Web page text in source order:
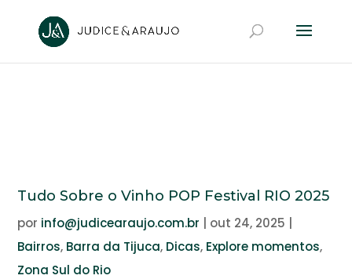
Tudo Sobre o Vinho POP Festival RIO 2025
por info@judicearaujo.com.br out 24, 2025
Bairros, Barra da Tijuca, Dicas, Explore momentos,
Zona Sul do Rio